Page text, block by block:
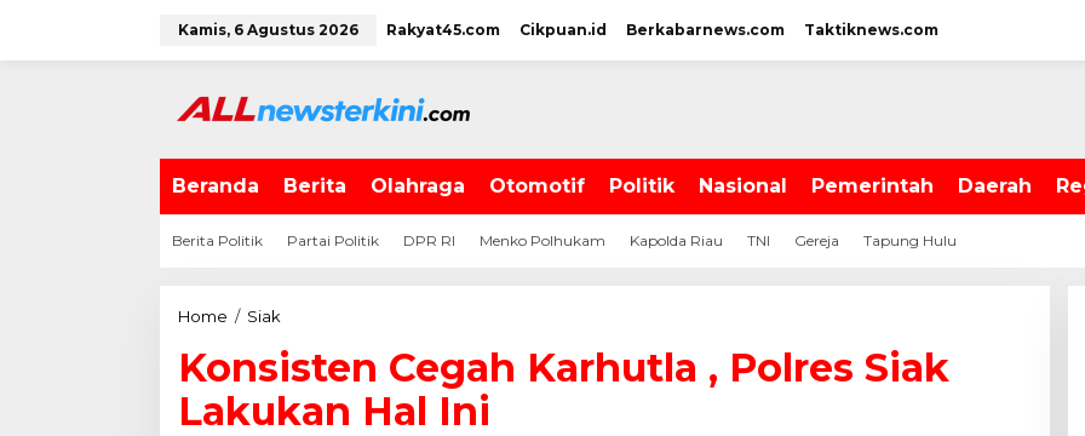
w
Kamis, 6 Agustus 2026 Rakyat45.com Cikpuan.id Berkabarnews.com Taktiknews.com
Beranda Berita Olahraga Otomotif Politik Nasional Pemerintah Daerah
Berita Politik Partai Politik DPR RI Menko Polhukam Kapolda Riau TNI Gereja Tapung Hulu
Home / Siak
n
Konsisten Cegah Karhutla , Polres Siak
Lakukan Hal Ini